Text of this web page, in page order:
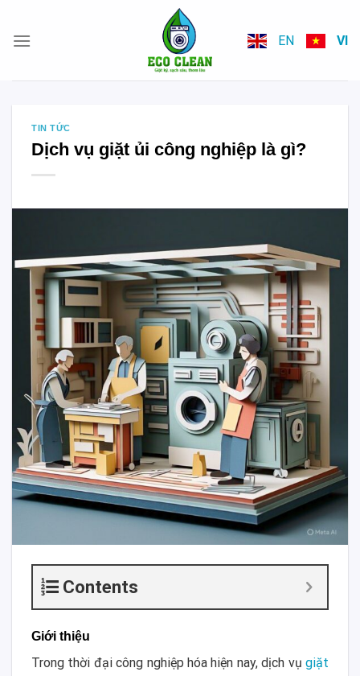
content
EN VI
TIN TỨC
Dịch vụ giặt ủi công nghiệp là gì?
Contents
Giới thiệu
Trong thời đại công nghiệp hóa hiện nay, dịch vụ giặt